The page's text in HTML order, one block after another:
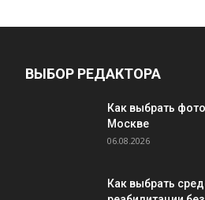
ВЫБОР РЕДАКТОРА
Как выбрать
Москве
06.08.2026
Как выбрать